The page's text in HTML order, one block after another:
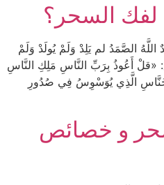
لفك السحر؟
الصَّمَدُ لم يَلِدْ وَلَمْ يُولَدْ وَلَمْ
«قلْ أَعُوذُ بِرَبِّ النَّاسِ مَلِكِ النَّاسِ
الَّذِي يُوَسْوِسُ فِي صُدُورِ
و خصائص